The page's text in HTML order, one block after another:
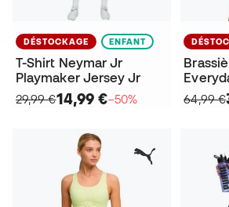
DÉSTOCKAGE ENFANT
T-Shirt Neymar Jr
Playmaker Jersey Jr
29,99 €14,99 €−50%
64,99 €